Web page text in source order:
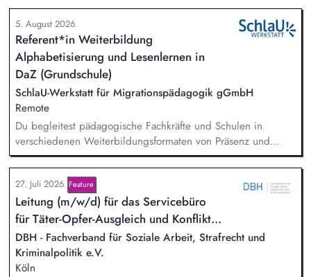
zukünftig weitere auf Unterrichtsmaterial bezogene Projekte
mit den Schwerpunkten sprachensensibles und
rassismuskritisches Deutschlernen von der Grundschule bis in
die Berufliche Bildung. Der Bereich Sprachenbildung
entwickelt in seinen Projekten dazu zielgruppengerechte und
innovative Unterrichtsmaterialien und begleitet pädagogische
Fachkräfte mit daran angeschlossenen
Weiterbildungsangeboten online wie offline.
5. August 2026
Referent*in Weiterbildung
Alphabetisierung und Lesenlernen in
DaZ (Grundschule)
SchlaU-Werkstatt für Migrationspädagogik gGmbH
Remote
Du begleitest pädagogische Fachkräfte und Schulen in
verschiedenen Weiterbildungsformaten von Präsenz und
Online-Workshops bis hin zu pädogischen Tagen und erstellst
Online-Selbstlernkurse für unsere Plattform schlau-lernen.org.
Die inhaltlichen Schwerpunkte liegen dabei auf den
Bereichen Lesen lernen, Mehrsprachigkeitsbewusstsein und
Alphabetisierung in der Grundschule.
27. Juli 2026 Feature
Lei­tung (m/w/d) für das Servicebüro
für Tä­ter-Op­fer-Aus­gleich und Kon­flikt­...
DBH - Fachverband für Soziale Arbeit, Strafrecht und
Kriminalpolitik e.V.
Köln